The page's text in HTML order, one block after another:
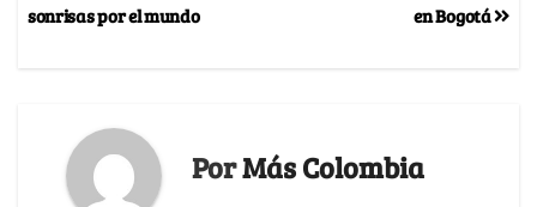
en Bogotá
sonrisas por el mundo
PorMás Colombia